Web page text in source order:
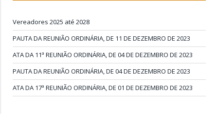
Vereadores 2025 até 2028
PAUTA DA REUNIÃO ORDINÁRIA, DE 11 DE DEZEMBRO DE 2023
ATA DA 11ª REUNIÃO ORDINÁRIA, DE 04 DE DEZEMBRO DE 2023
PAUTA DA REUNIÃO ORDINÁRIA, DE 04 DE DEZEMBRO DE 2023
ATA DA 17ª REUNIÃO ORDINÁRIA, DE 01 DE DEZEMBRO DE 2023